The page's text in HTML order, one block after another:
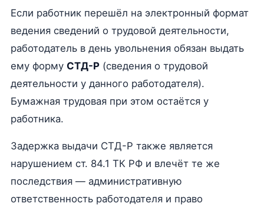
Если работник перешёл на электронный формат
ведения сведений о трудовой деятельности,
работодатель в день увольнения обязан выдать
ему форму СТД-Р(сведения о трудовой
деятельности у данного работодателя).
Бумажная трудовая при этом остаётся у
работника.
Задержка выдачи СТД-Р также является
нарушением ст. 84.1 ТК РФ и влечёт те же
последствия — административную
ответственность работодателя и право